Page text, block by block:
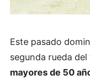
Este pasado
segunda rueda
mayores de 50